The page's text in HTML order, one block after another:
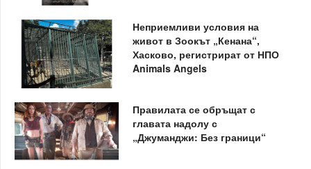
Неприемливи условия на
живот в Зоокът „Кенана“,
Хасково, регистрират от НПО
Animals Angels
Правилата се обръщат с
главата надолу с
„Джуманджи: Без граници“